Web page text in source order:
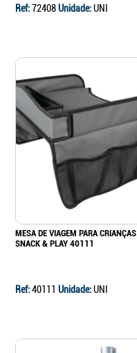
Ref:72408Unidade:UNI
MESA DE VIAGEM PARA CRIANÇAS
SNACK & PLAY 40111
Ref:40111 Unidade:UNI